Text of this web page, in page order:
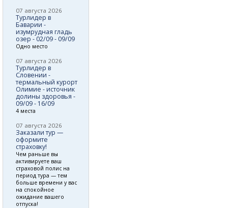
07 августа 2026
Турлидер в
Баварии -
изумрудная гладь
озер - 02/09 - 09/09
Одно место
07 августа 2026
Турлидер в
Словении -
термальный курорт
Олимие - источник
долины здоровья -
09/09 - 16/09
4 места
07 августа 2026
Заказали тур —
оформите
страховку!
Чем раньше вы
активируете ваш
страховой полис на
период тура — тем
больше времени у вас
на спокойное
ожидание вашего
отпуска!